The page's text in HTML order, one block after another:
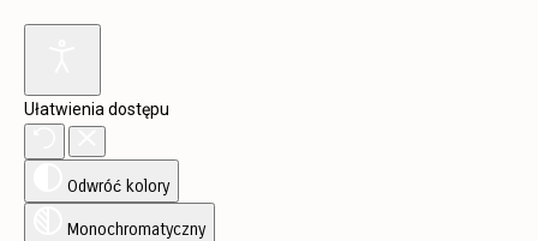
Ułatwienia dostępu
Odwróć kolory
Monochromatyczny